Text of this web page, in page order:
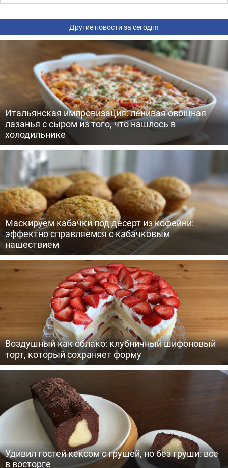
Другие новости за сегодня
Итальянская импровизация: ленивая овощная
лазанья с сыром из того, что нашлось в
холодильнике
Маскируем кабачки под десерт из кофейни:
эффектно справляемся с кабачковым
нашествием
Воздушный как облако: клубничный шифоновый
торт, который сохраняет форму
Удивил гостей кексом с грушей, но без груши: все
в восторге